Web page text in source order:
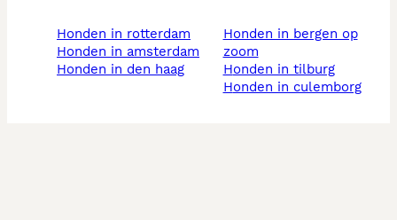
honden in rotterdam
honden in amsterdam
honden in den haag
honden in bergen op
zoom
honden in tilburg
honden in culemborg